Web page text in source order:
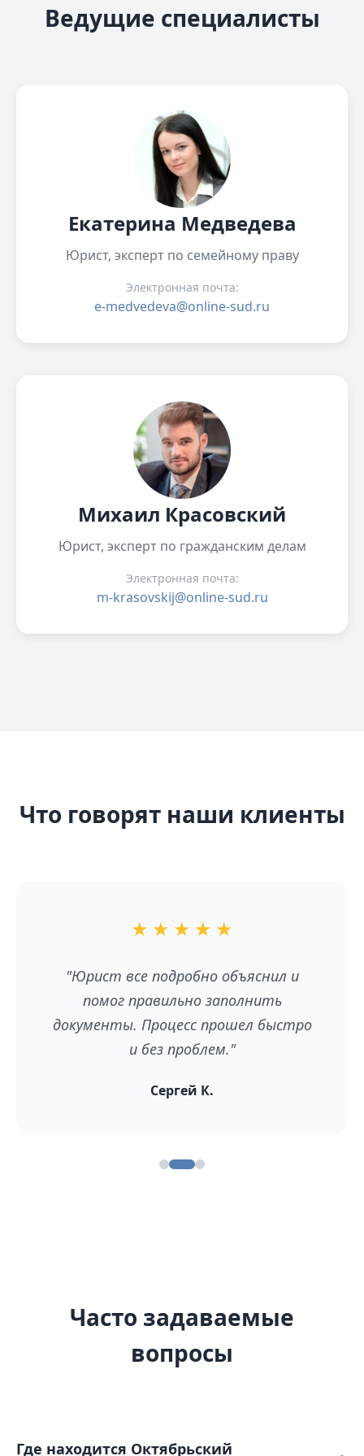
Ведущие специалисты
Екатерина Медведева
Юрист, эксперт по семейному праву
Электронная почта:
e-medvedeva@online-sud.ru
Михаил Красовский
Юрист, эксперт по гражданским делам
Электронная почта:
m-krasovskij@online-sud.ru
Что говорят наши клиенты
★ ★ ★ ★ ★
"Юрист все подробно объяснил и
помог правильно заполнить
документы. Процесс прошел быстро
и без проблем."
Сергей К.
Часто задаваемые
вопросы
Где находится Октябрьский